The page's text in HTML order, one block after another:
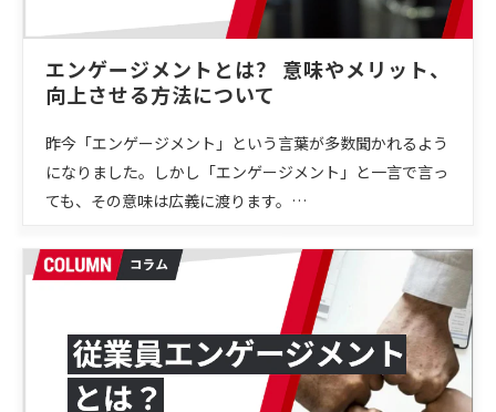
エンゲージメントとは？ 意味やメリット、
向上させる方法について
昨今「エンゲージメント」という言葉が多数聞かれるよう
になりました。しかし「エンゲージメント」と一言で言っ
ても、その意味は広義に渡ります。…